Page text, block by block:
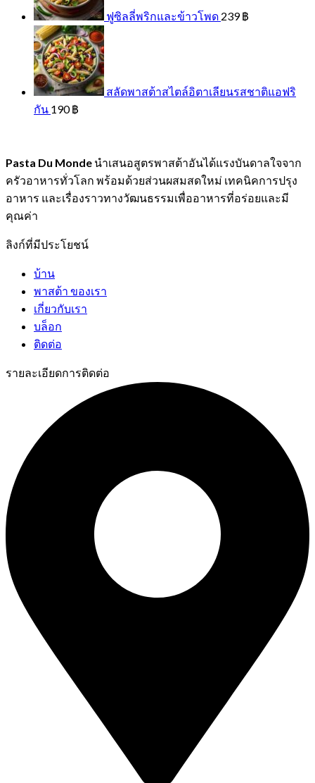
ฟูซิลลี่พริกและข้าวโพด 239฿
สลัดพาสต้าสไตล์อิตาเลียนรสชาติแอฟริ
กัน 190฿
Pasta Du Monde นำเสนอสูตรพาสต้าอันได้แรงบันดาลใจจาก
ครัวอาหารทั่วโลก พร้อมด้วยส่วนผสมสดใหม่ เทคนิคการปรุง
อาหาร และเรื่องราวทางวัฒนธรรมเพื่ออาหารที่อร่อยและมี
คุณค่า
ลิงก์ที่มีประโยชน์
บ้าน
พาสต้า ของเรา
เกี่ยวกับเรา
บล็อก
ติดต่อ
รายละเอียดการติดต่อ